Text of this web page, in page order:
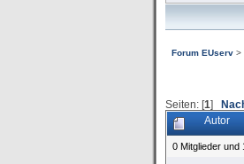
Forum EUserv>
Seiten: [1]
Autor
0 Mitglieder und